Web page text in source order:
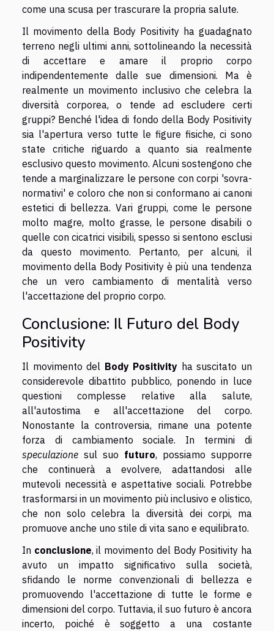
come una scusa per trascurare la propria salute.
Il movimento della Body Positivity ha guadagnato
terreno negli ultimi anni, sottolineando la necessità
di accettare e amare il proprio corpo
indipendentemente dalle sue dimensioni. Ma è
realmente un movimento inclusivo che celebra la
diversità corporea, o tende ad escludere certi
gruppi? Benché l'idea di fondo della Body Positivity
sia l'apertura verso tutte le figure fisiche, ci sono
state critiche riguardo a quanto sia realmente
esclusivo questo movimento. Alcuni sostengono che
tende a marginalizzare le persone con corpi 'sovra-
normativi' e coloro che non si conformano ai canoni
estetici di bellezza. Vari gruppi, come le persone
molto magre, molto grasse, le persone disabili o
quelle con cicatrici visibili, spesso si sentono esclusi
da questo movimento. Pertanto, per alcuni, il
movimento della Body Positivity è più una tendenza
che un vero cambiamento di mentalità verso
l'accettazione del proprio corpo.
Conclusione: Il Futuro del Body
Positivity
Il movimento del Body Positivity ha suscitato un
considerevole dibattito pubblico, ponendo in luce
questioni complesse relative alla salute,
all'autostima e all'accettazione del corpo.
Nonostante la controversia, rimane una potente
forza di cambiamento sociale. In termini di
speculazione sul suo futuro, possiamo supporre
che continuerà a evolvere, adattandosi alle
mutevoli necessità e aspettative sociali. Potrebbe
trasformarsi in un movimento più inclusivo e olistico,
che non solo celebra la diversità dei corpi, ma
promuove anche uno stile di vita sano e equilibrato.
In conclusione, il movimento del Body Positivity ha
avuto un impatto significativo sulla società,
sfidando le norme convenzionali di bellezza e
promuovendo l'accettazione di tutte le forme e
dimensioni del corpo. Tuttavia, il suo futuro è ancora
incerto, poiché è soggetto a una costante